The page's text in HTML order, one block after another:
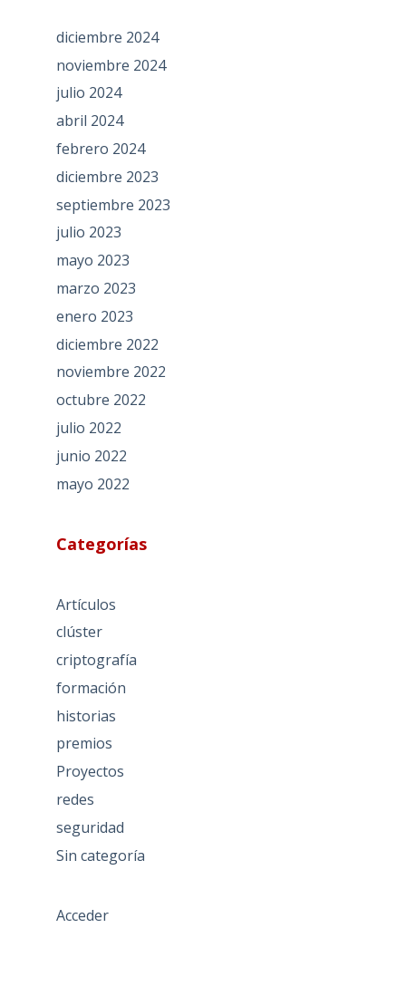
diciembre 2024
noviembre 2024
julio 2024
abril 2024
febrero 2024
diciembre 2023
septiembre 2023
julio 2023
mayo 2023
marzo 2023
enero 2023
diciembre 2022
noviembre 2022
octubre 2022
julio 2022
junio 2022
mayo 2022
Categorías
Artículos
clúster
criptografía
formación
historias
premios
Proyectos
redes
seguridad
Sin categoría
Acceder